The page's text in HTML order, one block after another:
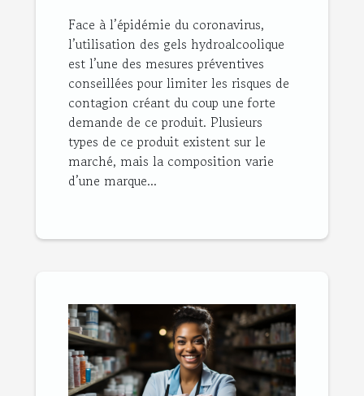
Face à l’épidémie du coronavirus,
l’utilisation des gels hydroalcoolique
est l’une des mesures préventives
conseillées pour limiter les risques de
contagion créant du coup une forte
demande de ce produit. Plusieurs
types de ce produit existent sur le
marché, mais la composition varie
d’une marque...